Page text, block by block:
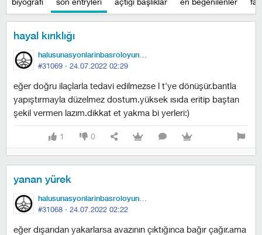
hayal kırıklığı
#31069 · 24.07.2022 02:29
eğer doğru ilaçlarla tedavi edilmezse l t'ye dönüşür.bantla
yapıştırmayla düzelmez dostum.yüksek ısıda eritip baştan
şekil vermen lazım.dikkat et yakma bi yerleri:)
1 0
yanan yürek
#31068 · 24.07.2022 02:22
eğer dışarıdan yakarlarsa avazının çıktığınca bağır çağır.ama